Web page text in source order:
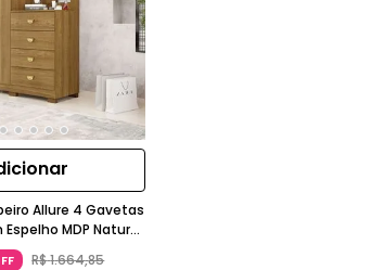
Allure 4 Gavetas
MDP Nature
Gran Belo
R$1.664,85